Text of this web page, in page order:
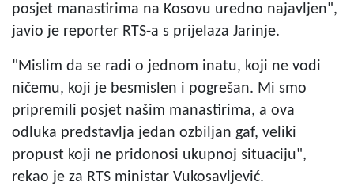
posjet manastirima na Kosovu uredno najavljen",
javio je reporter RTS-a s prijelaza Jarinje.
"Mislim da se radi o jednom inatu, koji ne vodi
ničemu, koji je besmislen i pogrešan. Mi smo
pripremili posjet našim manastirima, a ova
odluka predstavlja jedan ozbiljan gaf, veliki
propust koji ne pridonosi ukupnoj situaciju",
rekao je za RTS ministar Vukosavljević.